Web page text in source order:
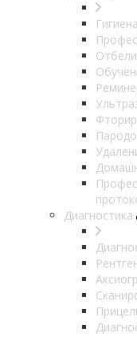
Гигиена
Диагностика